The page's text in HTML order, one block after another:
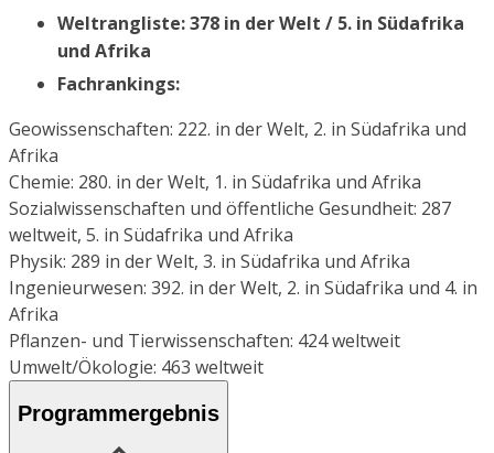
Weltrangliste: 378 in der Welt / 5. in Südafrika
und Afrika
Fachrankings:
Geowissenschaften: 222. in der Welt, 2. in Südafrika und
Afrika
Chemie: 280. in der Welt, 1. in Südafrika und Afrika
Sozialwissenschaften und öffentliche Gesundheit: 287
weltweit, 5. in Südafrika und Afrika
Physik: 289 in der Welt, 3. in Südafrika und Afrika
Ingenieurwesen: 392. in der Welt, 2. in Südafrika und 4. in
Afrika
Pflanzen- und Tierwissenschaften: 424 weltweit
Umwelt/Ökologie: 463 weltweit
Programmergebnis